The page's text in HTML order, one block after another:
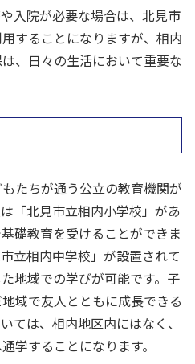
入院が必要な場合は、北見市
することになりますが、相内
、日々の生活において重要な
たちが通う公立の教育機関が
「北見市立相内小学校」があ
礎教育を受けることができま
立相内中学校」が設置されて
地域での学びが可能です。子
域で友人とともに成長できる
ては、相内地区内にはなく、
学することになります。